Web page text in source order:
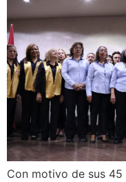
Con motivo de sus